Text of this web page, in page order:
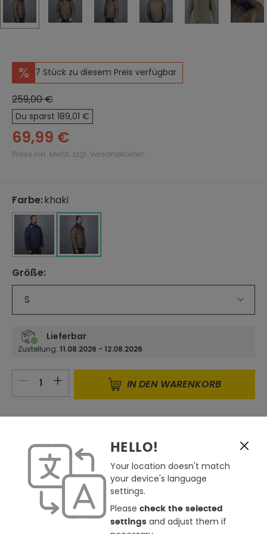
% 7 Stück zu diesem Preis verfügbar
259,00 €
Du sparst 189,01 €
69,99 €
Preise inkl. MwSt. zzgl. Versandkosten
Farbe
auswählen
:khaki
blau
blau
khaki
Größe
auswählen
:
S
Lieferbar
Zustellung: 11.08.2026 - 12.08.2026
Produkt Anzahl: Gib den
IN DEN WARENKORB
Derzeit in keinem Store verfügbar
per Click & Reserve reservierbar
Store auswählen
Zum Merkzettel hinzufügen
Günstiger gesehen ?
HELLO!
Your location doesn't match
your device's language
settings.
Please check the selected
settings and adjust them if